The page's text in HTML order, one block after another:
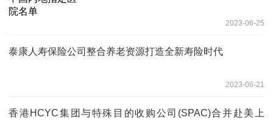
2023-06-25
泰康人寿保险公司整合养老资源打造全新寿险时代
2023-06-21
香港HCYC集团与特殊目的收购公司(SPAC)合并赴美上